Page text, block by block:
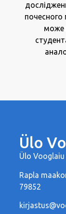
може
Ülo
Ülo
Rapla
79852